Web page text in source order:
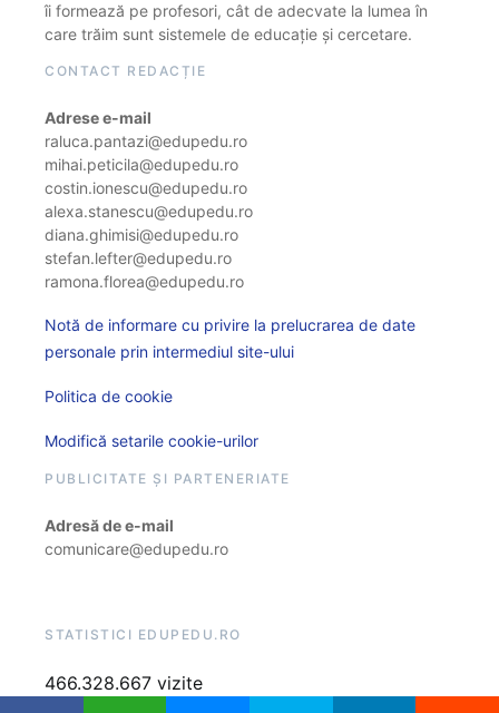
îi formează pe profesori, cât de adecvate la lumea în
care trăim sunt sistemele de educație și cercetare.
CONTACT REDACȚIE
Adrese e-mail
raluca.pantazi@edupedu.ro
mihai.peticila@edupedu.ro
costin.ionescu@edupedu.ro
alexa.stanescu@edupedu.ro
diana.ghimisi@edupedu.ro
stefan.lefter@edupedu.ro
ramona.florea@edupedu.ro
Notă de informare cu privire la prelucrarea de date
personale prin intermediul site-ului
Politica de cookie
Modifică setarile cookie-urilor
PUBLICITATE ȘI PARTENERIATE
Adresă de e-mail
comunicare@edupedu.ro
STATISTICI EDUPEDU.RO
466.328.667 vizite